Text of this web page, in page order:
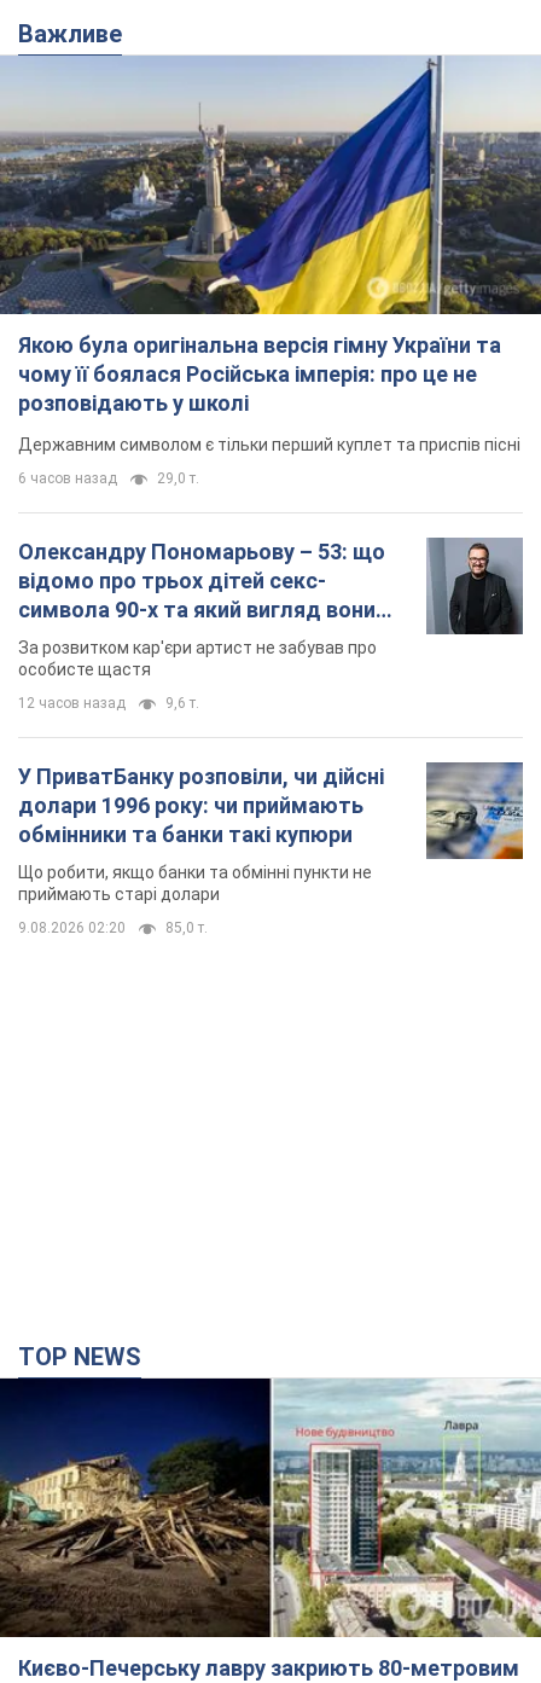
Важливе
Якою була оригінальна версія гімну України та
чому її боялася Російська імперія: про це не
розповідають у школі
Державним символом є тільки перший куплет та приспів пісні
6 часов назад 29,0 т.
Олександру Пономарьову – 53: що
відомо про трьох дітей секс-
символа 90-х та який вигляд вони
мають
За розвитком кар'єри артист не забував про
особисте щастя
12 часов назад 9,6 т.
У ПриватБанку розповіли, чи дійсні
долари 1996 року: чи приймають
обмінники та банки такі купюри
Що робити, якщо банки та обмінні пункти не
приймають старі долари
9.08.2026 02:20 85,0 т.
TOP NEWS
Києво-Печерську лавру закриють 80-метровим